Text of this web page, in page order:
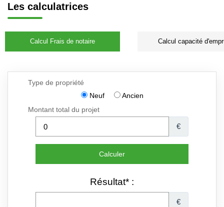
Les calculatrices
Calcul Frais de notaire Calcul capacité